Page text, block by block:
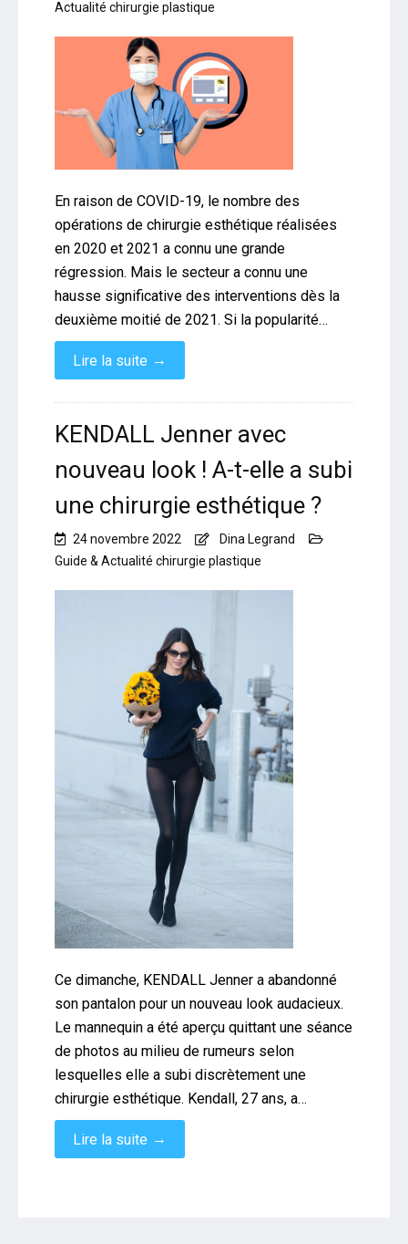
Actualité chirurgie plastique
En raison de COVID-19, le nombre des
opérations de chirurgie esthétique réalisées
en 2020 et 2021 a connu une grande
régression. Mais le secteur a connu une
hausse significative des interventions dès la
deuxième moitié de 2021. Si la popularité…
Lire la suite →
KENDALL Jenner avec
nouveau look ! A-t-elle a subi
une chirurgie esthétique ?
24 novembre 2022
Dina Legrand
Guide & Actualité chirurgie plastique
Ce dimanche, KENDALL Jenner a abandonné
son pantalon pour un nouveau look audacieux.
Le mannequin a été aperçu quittant une séance
de photos au milieu de rumeurs selon
lesquelles elle a subi discrètement une
chirurgie esthétique. Kendall, 27 ans, a…
Lire la suite →